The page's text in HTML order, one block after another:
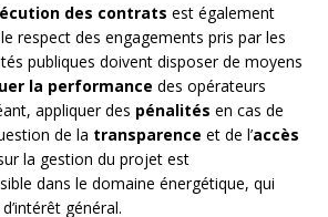
des contrats est également
respect des engagements pris par les
publiques doivent disposer de moyens
la performance des opérateurs
appliquer des pénalités en cas de
de la transparence et de l’accès
la gestion du projet est
dans le domaine énergétique, qui
général.